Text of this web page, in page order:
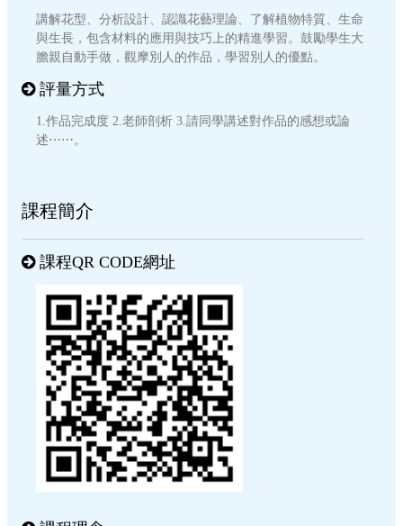
講解花型、分析設計、認識花藝理論、了解植物特質、生命
與生長，包含材料的應用與技巧上的精進學習。鼓勵學生大
膽親自動手做，觀摩別人的作品，學習別人的優點。
評量方式
1.作品完成度 2.老師剖析 3.請同學講述對作品的感想或論
述⋯⋯。
課程簡介
課程QR CODE網址